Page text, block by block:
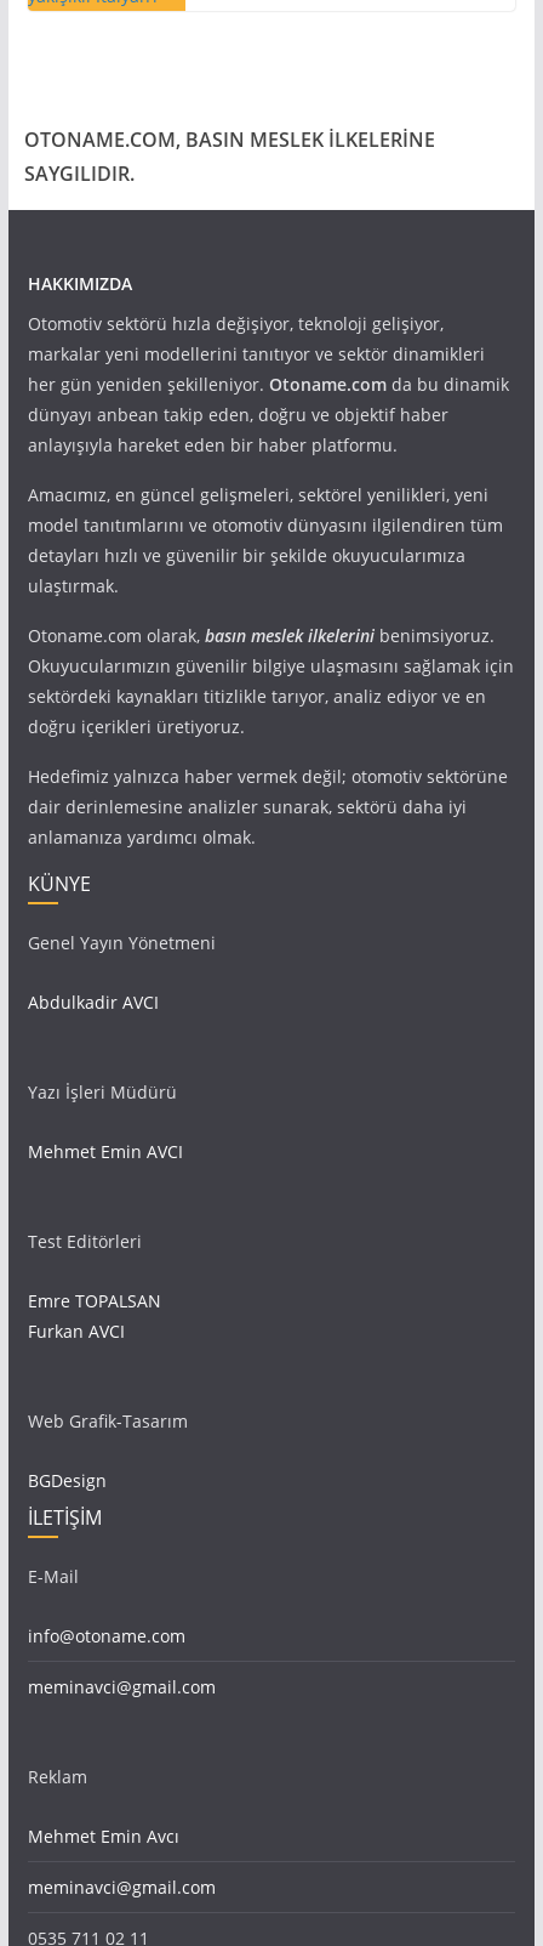
OTONAME.COM, BASIN MESLEK İLKELERİNE
SAYGILIDIR.
HAKKIMIZDA
Otomotiv sektörü hızla değişiyor, teknoloji gelişiyor,
markalar yeni modellerini tanıtıyor ve sektör dinamikleri
her gün yeniden şekilleniyor. Otoname.comda bu dinamik
dünyayı anbean takip eden, doğru ve objektif haber
anlayışıyla hareket eden bir haber platformu.
Amacımız, en güncel gelişmeleri, sektörel yenilikleri, yeni
model tanıtımlarını ve otomotiv dünyasını ilgilendiren tüm
detayları hızlı ve güvenilir bir şekilde okuyucularımıza
ulaştırmak.
Otoname.com olarak, basın meslek ilkelerinibenimsiyoruz.
Okuyucularımızın güvenilir bilgiye ulaşmasını sağlamak için
sektördeki kaynakları titizlikle tarıyor, analiz ediyor ve en
doğru içerikleri üretiyoruz.
Hedefimiz yalnızca haber vermek değil; otomotiv sektörüne
dair derinlemesine analizler sunarak, sektörü daha iyi
anlamanıza yardımcı olmak.
KÜNYE
Genel Yayın Yönetmeni
Abdulkadir AVCI
Yazı İşleri Müdürü
Mehmet Emin AVCI
Test Editörleri
Emre TOPALSAN
Furkan AVCI
Web Grafik-Tasarım
BGDesign
İLETİŞİM
E-Mail
info@otoname.com
meminavci@gmail.com
Reklam
Mehmet Emin Avcı
meminavci@gmail.com
0535 711 02 11